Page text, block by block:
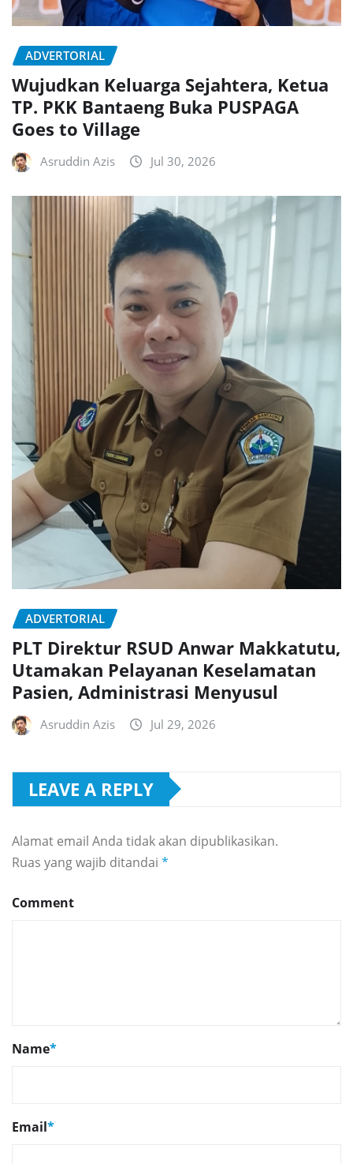
ADVERTORIAL
Wujudkan Keluarga Sejahtera, Ketua
TP. PKK Bantaeng Buka PUSPAGA
Goes to Village
Asruddin Azis Jul 30, 2026
ADVERTORIAL
PLT Direktur RSUD Anwar Makkatutu,
Utamakan Pelayanan Keselamatan
Pasien, Administrasi Menyusul
Asruddin Azis Jul 29, 2026
LEAVE A REPLY
Alamat email Anda tidak akan dipublikasikan.
Ruas yang wajib ditandai *
Comment
Name*
Email*